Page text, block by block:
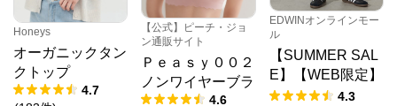
Honeys
オーガニックタン
クトップ
4.7
【公式】ピーチ・ジョ
ン通販サイト
Ｐｅａｓｙ００２
ノンワイヤーブラ
4.6
EDWINオンラインモー
ル
【SUMMER SAL
E】【WEB限定】
STEPMARK ルー
4.3
クロスプラス オンラインストア
公式ECサイト